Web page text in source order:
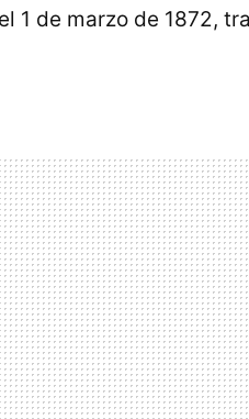
1 de marzo de 1872,